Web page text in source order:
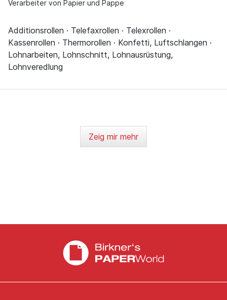
Verarbeiter von Papier und Pappe
Additionsrollen · Telefaxrollen · Telexrollen ·
Kassenrollen · Thermorollen · Konfetti, Luftschlangen ·
Lohnarbeiten, Lohnschnitt, Lohnausrüstung,
Lohnveredlung
Zeig mir mehr